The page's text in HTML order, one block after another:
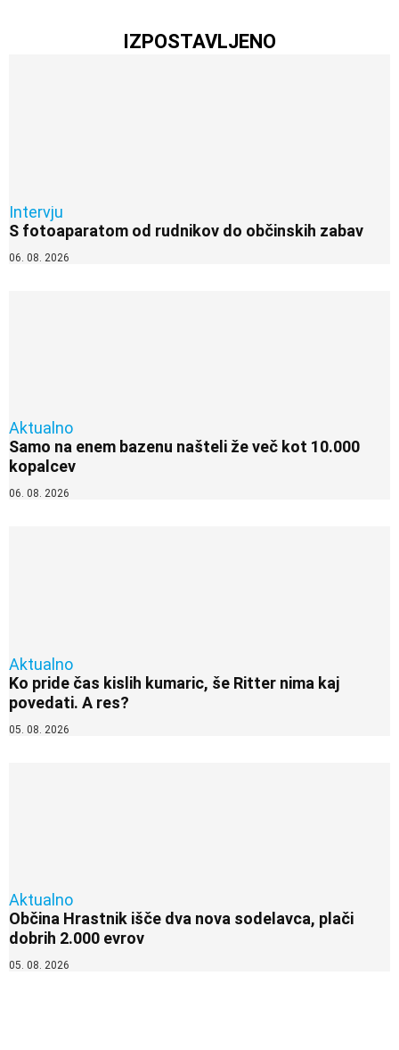
IZPOSTAVLJENO
Intervju
S fotoaparatom od rudnikov do občinskih zabav
06. 08. 2026
Aktualno
Samo na enem bazenu našteli že več kot 10.000
kopalcev
06. 08. 2026
Aktualno
Ko pride čas kislih kumaric, še Ritter nima kaj
povedati. A res?
05. 08. 2026
Aktualno
Občina Hrastnik išče dva nova sodelavca, plači
dobrih 2.000 evrov
05. 08. 2026